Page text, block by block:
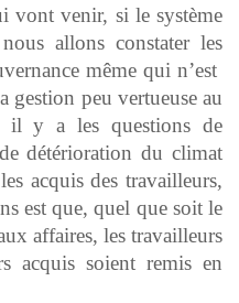
vont venir, si le système
allons constater les
même qui n’est
gestion peu vertueuse au
il y a les questions de
détérioration du climat
acquis des travailleurs,
est que, quel que soit le
affaires, les travailleurs
acquis soient remis en